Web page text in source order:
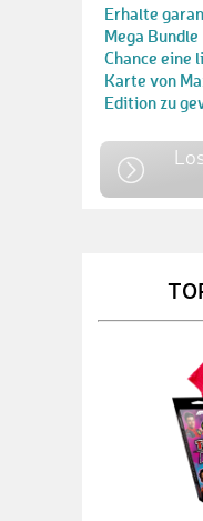
Erhalte
Mega
Chance eine
Karte von
Edition zu